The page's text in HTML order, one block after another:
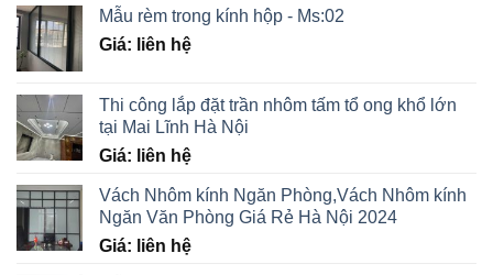
Mẫu rèm trong kính hộp - Ms:02
Giá: liên hệ
Thi công lắp đặt trần nhôm tấm tổ ong khổ lớn
tại Mai Lĩnh Hà Nội
Giá: liên hệ
Vách Nhôm kính Ngăn Phòng,Vách Nhôm kính
Ngăn Văn Phòng Giá Rẻ Hà Nội 2024
Giá: liên hệ